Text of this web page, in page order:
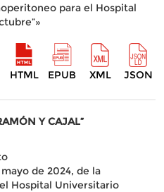
para el Hospital
HTML EPUB XML JSON
Y CAJAL”
de 2024, de la
Hospital Universitario